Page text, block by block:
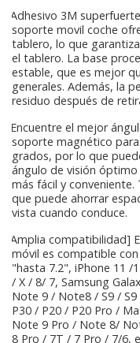
[Adhesivo 3M
soporte movil coche
tablero, lo que
el tablero. La base
estable, que es mejor
generales. Además, la
residuo después de
[Encuentre el mejor
soporte magnético
grados, por lo que
ángulo de visión óptimo
más fácil y
que puede ahorrar
vista cuando conduce.
[Amplia compatibilidad]
móvil es compatible
"hasta 7.2", iPhone 11 /
/ X / 8/ 7, Samsung
Note 9 / Note8 / S9 / S9
P30 / P20 / P20 Pro /
Note 9 Pro / Note 8/
8 Pro / 7T / 7 Pro / 7/6,